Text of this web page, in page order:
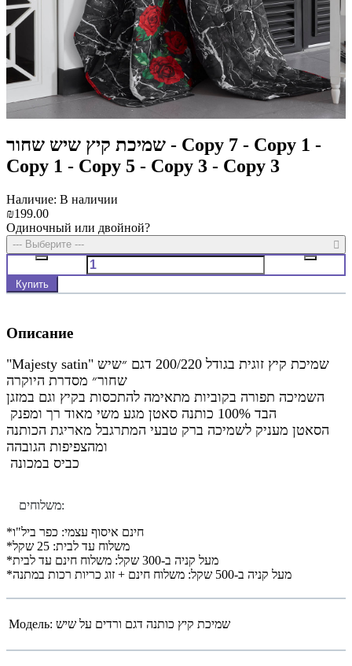
שמיכת קיץ שיש שחור - Copy 7 - Copy 1 -
Copy 1 - Copy 5 - Copy 3 - Copy 3
Наличие: В наличии
₪199.00
Одиночный или двойной?
--- Выберите ---
Купить
Описание
"Majesty satin" שמיכת קיץ זוגית בגודל 200/220 דגם ״שיש
שחור״ מסדרת היוקרה
השמיכה תפורה בקוביות מתאימה להתכסות בקיץ וגם במזגן
הבד 100% כותנה סאטן מגע משי מאוד רך ומפנק
הסאטן מעניק לשמיכה ברק טבעי המתרגבל מאריגת הכותנה
ומהצפיפות הגובהה
כביס במכונה
משלוחים:
*חינם איסוף עצמי: כפר ביל"ו
*משלוח עד לבית: 25 שקל
*מעל קניה ב-300 שקל: משלוח חינם עד לבית
*מעל קניה ב-500 שקל: משלוח חינם + זוג כריות רכות במתנה
Модель: שמיכת קיץ כותנה דגם ורדים על שיש